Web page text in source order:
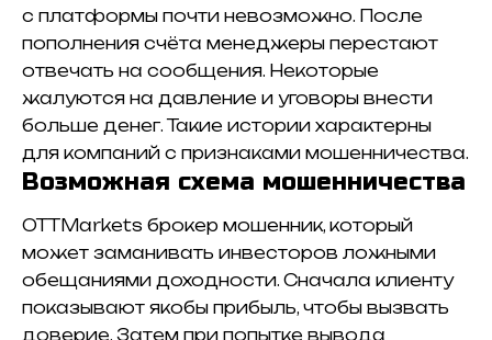
с платформы почти невозможно. После
пополнения счёта менеджеры перестают
отвечать на сообщения. Некоторые
жалуются на давление и уговоры внести
больше денег. Такие истории характерны
для компаний с признаками мошенничества.
Возможная схема мошенничества
OTTMarkets брокер мошенник, который
может заманивать инвесторов ложными
обещаниями доходности. Сначала клиенту
показывают якобы прибыль, чтобы вызвать
доверие. Затем при попытке вывода